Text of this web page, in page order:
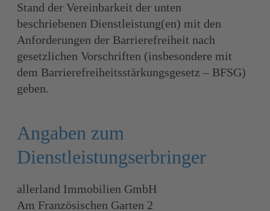
Stand der Vereinbarkeit der unten
beschriebenen Dienstleistung(en) mit den
Anforderungen der Barrierefreiheit nach
gesetzlichen Vorschriften (insbesondere mit
dem Barrierefreiheitsstärkungsgesetz – BFSG)
geben.
Angaben zum
Dienstleistungserbringer
allerland Immobilien GmbH
Am Französischen Garten 2